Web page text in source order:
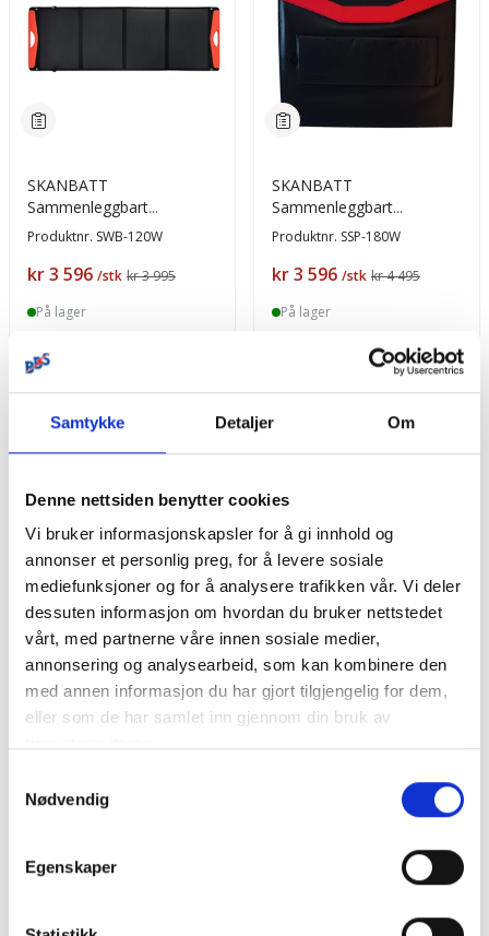
Samtykke Detaljer Om
Denne nettsiden benytter cookies
Vi bruker informasjonskapsler for å gi innhold og
annonser et personlig preg, for å levere sosiale
mediefunksjoner og for å analysere trafikken vår. Vi deler
dessuten informasjon om hvordan du bruker nettstedet
vårt, med partnerne våre innen sosiale medier,
annonsering og analysearbeid, som kan kombinere den
med annen informasjon du har gjort tilgjengelig for dem,
eller som de har samlet inn gjennom din bruk av
Nødvendig
Egenskaper
SKANBATT
Sammenleggbart
Solcellepanel 120W
Produktnr. SWB-120W
Pris
kr 3 596 /stk kr 3 995
På lager
SKANBATT
Sammenleggbart
Solcellepanel 180W
Produktnr. SSP-180W
Pris
kr 3 596 /stk kr 4 495
På lager
Kjøp
BÅT - Solcellepakke -
180W Sammenleggbart -
Victron MPPT 15A
Pris
kr 4 236 /stk
SKANBATT
Sammenleggbart
Solcellepanel 220W
kr 5 495